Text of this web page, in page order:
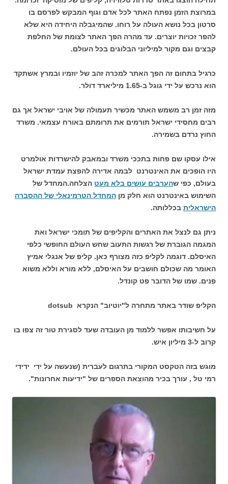
במרוצת הזמן נפתח האתר לכל אדם וגוף המבקש לפרסם בו
סרטון בכל נושא העולה על רוחו. שהמיגבלה היחידה היא שלא
להפר זכויות יוצרים. עד מהרה הפך האתר לצומת של החלפת
קבצים וגם מקור למיליוני הבלוגים בכל העולם.
כרגיל בתחום זה הפך האתר למכרה זהב של יוזמיו ובמרץ אשתקד
הוא נרכש על ידי גוגל ב-1.65 מיליארד דולר.
מזה זמן רב משמש האתר מכשיר תעמולה של אויבי ישראל אך גם
רבים מחסידי ישראל תורמים את תרומתם באורח עצמאי. משרד
החוץ נרדם בשמירה.
אילו עסקו שם פחות בתככי משרד ובמאבק להישרדות אולמרט
היו הופכים את האינטרנט לבמה אדירה להפצת עמדת ישראל
בעולם, כפי שהערבים עושים בלא מעט הצלחה.המחדל של
השימוש באינטרנט הוא חלק מן המחדל הטרמינאלי של ההסברה
הישראלית בכללותה.
ניתן גם לנצל את האתרים והקליפים של תומכי ישראל ואת
המגמה הגוברת של רגשות התעוב שחש העולם החופשי כלפי
האיסלם. דוגמה לקליפ כזה מצורף כאן. קליפ של אנגלי אמיץ
האומר מה שכולם חושבים על האיסלם, ללא מורא וללא משוא
פנים. שמו של הדובר פט קונדל.
הקליפ שודר באתר מתחרה ל"יוטיוב" הנקרא dotsub
על חשיבותו אפשר ללמוד מן העובדה שעד לסגירת טור זה צפו בו
קרוב ל-3 מיליון איש.
מוגש בזה הטקסט המקורי בתרגום לעברית (שנעשה על ידי ידידי
רמי טל , עורך בכיר מהוצאת הספרים של "ידיעות אחרונות".